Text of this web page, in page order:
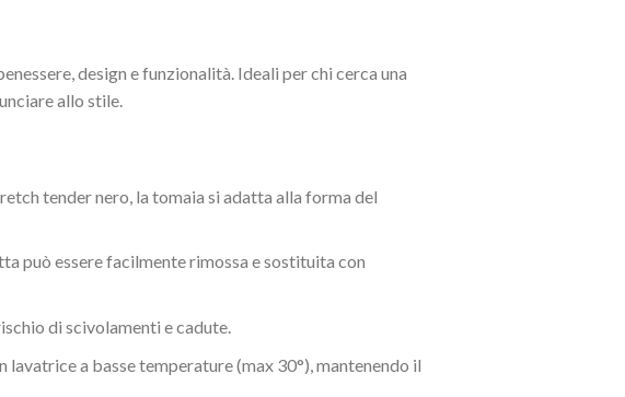
design e funzionalità. Ideali per chi cerca una
allo stile.
tender nero, la tomaia si adatta alla forma del
può essere facilmente rimossa e sostituita con
di scivolamenti e cadute.
a basse temperature (max 30°), mantenendo il